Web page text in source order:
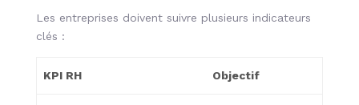
Les entreprises doivent suivre plusieurs indicateurs
clés :
KPI RH Objectif